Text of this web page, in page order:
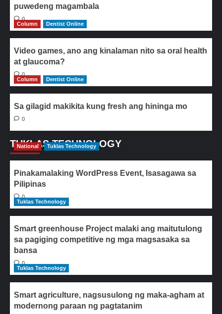
puwedeng magambala
0
Column
Dentist Online
Video games, ano ang kinalaman nito sa oral health
at glaucoma?
0
Column
Dentist Online
Sa gilagid makikita kung fresh ang hininga mo
0
TUKLAS TECHNOLOGY
National Tuklas Technology
Pinakamalaking WordPress Event, Isasagawa sa
Pilipinas
0
Tuklas Technology
Smart greenhouse Project malaki ang maitutulong
sa pagiging competitive ng mga magsasaka sa
bansa
0
Tuklas Technology
Smart agriculture, nagsusulong ng maka-agham at
modernong paraan ng pagtatanim